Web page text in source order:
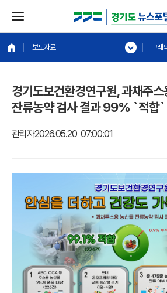
보도자료 그래
경기도보건환경연구원, 과채주
잔류농약 검사 결과 99% `적합`
관리자2026.05.20 07:00:01